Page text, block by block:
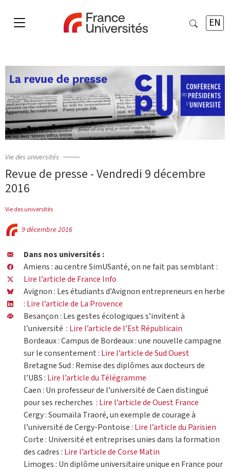
EN
Vie des universités
Revue de presse - Vendredi 9 décembre
2016
Vie des universités
9 décembre 2016
Dans nos universités :
Amiens : au centre SimUSanté, on ne fait pas semblant :
Lire l’article de France Info
Avignon : Les étudiants d’Avignon entrepreneurs en herbe
: Lire l’article de La Provence
Besançon : Les gestes écologiques s’invitent à
l’université : Lire l’article de l’Est Républicain
Bordeaux : Campus de Bordeaux : une nouvelle campagne
sur le consentement : Lire l’article de Sud Ouest
Bretagne Sud : Remise des diplômes aux docteurs de
l’UBS : Lire l’article du Télégramme
Caen : Un professeur de l’université de Caen distingué
pour ses recherches : Lire l’article de Ouest France
Cergy : Soumaïla Traoré, un exemple de courage à
l’université de Cergy-Pontoise : Lire l’article du Parisien
Corte : Université et entreprises unies dans la formation
des cadres : Lire l’article de Corse Matin
Limoges : Un diplôme universitaire unique en France pour